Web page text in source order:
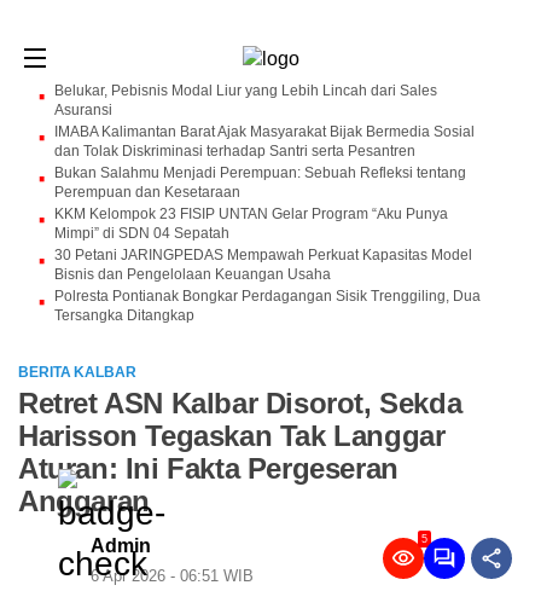
Belukar, Pebisnis Modal Liur yang Lebih Lincah dari Sales
Asuransi
IMABA Kalimantan Barat Ajak Masyarakat Bijak Bermedia Sosial
dan Tolak Diskriminasi terhadap Santri serta Pesantren
Bukan Salahmu Menjadi Perempuan: Sebuah Refleksi tentang
Perempuan dan Kesetaraan
KKM Kelompok 23 FISIP UNTAN Gelar Program “Aku Punya
Mimpi” di SDN 04 Sepatah
30 Petani JARINGPEDAS Mempawah Perkuat Kapasitas Model
Bisnis dan Pengelolaan Keuangan Usaha
Polresta Pontianak Bongkar Perdagangan Sisik Trenggiling, Dua
Tersangka Ditangkap
BERITA KALBAR
Retret ASN Kalbar Disorot, Sekda
Harisson Tegaskan Tak Langgar
Aturan: Ini Fakta Pergeseran
Anggaran
Admin
6 Apr 2026 - 06:51 WIB
5